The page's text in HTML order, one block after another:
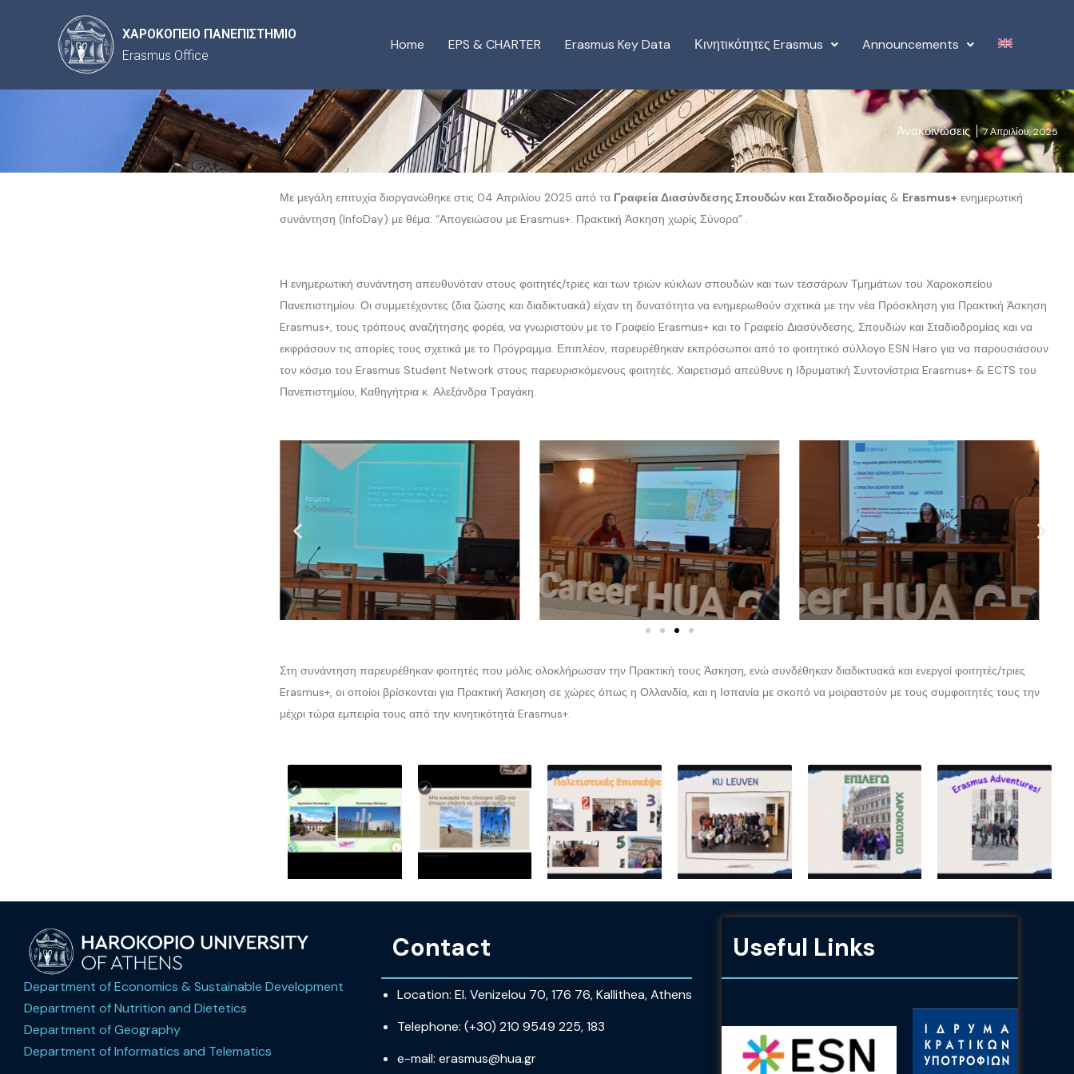
ΧΑΡΟΚΟΠΕΙΟ ΠΑΝΕΠΙΣΤΗΜΙΟ
Erasmus Office
Home EPS & CHARTER Erasmus Key Data Κινητικότητες Erasmus Announcements
Ανακοινώσεις 7 Απριλίου, 2025
Με μεγάλη επιτυχία διοργανώθηκε στις 04 Απριλίου 2025 από τα Γραφεία Διασύνδεσης Σπουδών και Σταδιοδρομίας & Erasmus+ ενημερωτική
συνάντηση (InfoDay) με θέμα: “Απογειώσου με Erasmus+: Πρακτική Άσκηση χωρίς Σύνορα” .
Η ενημερωτική συνάντηση απευθυνόταν στους φοιτητές/τριες και των τριών κύκλων σπουδών και των τεσσάρων Τμημάτων του Χαροκοπείου
Πανεπιστημίου. Οι συμμετέχοντες (δια ζώσης και διαδικτυακά) είχαν τη δυνατότητα να ενημερωθούν σχετικά με την νέα Πρόσκληση για Πρακτική Άσκηση
Erasmus+, τους τρόπους αναζήτησης φορέα, να γνωριστούν με το Γραφείο Erasmus+ και το Γραφείο Διασύνδεσης, Σπουδών και Σταδιοδρομίας και να
εκφράσουν τις απορίες τους σχετικά με το Πρόγραμμα. Επιπλέον, παρευρέθηκαν εκπρόσωποι από το φοιτητικό σύλλογο ESN Haro για να παρουσιάσουν
τον κόσμο του Erasmus Student Network στους παρευρισκόμενους φοιτητές. Χαιρετισμό απεύθυνε η Ιδρυματική Συντονίστρια Erasmus+ & ECTS του
Πανεπιστημίου, Καθηγήτρια κ. Αλεξάνδρα Τραγάκη.
Στη συνάντηση παρευρέθηκαν φοιτητές που μόλις ολοκλήρωσαν την Πρακτική τους Άσκηση, ενώ συνδέθηκαν διαδικτυακά και ενεργοί φοιτητές/τριες
Erasmus+, οι οποίοι βρίσκονται για Πρακτική Άσκηση σε χώρες όπως η Ολλανδία, και η Ισπανία με σκοπό να μοιραστούν με τους συμφοιτητές τους την
μέχρι τώρα εμπειρία τους από την κινητικότητά Erasmus+.
Department of Economics & Sustainable Development
Department of Nutrition and Dietetics
Department of Geography
Department of Informatics and Telematics
Contact
Location: El. Venizelou 70, 176 76, Kallithea, Athens
Telephone: (+30) 210 9549 225, 183
e-mail: erasmus@hua.gr
Useful Links